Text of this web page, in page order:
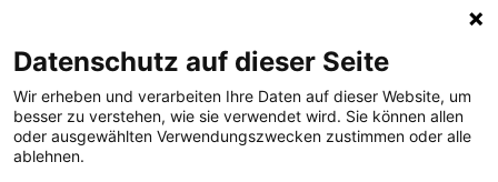
Was ist der Merkur?
Herausgeber /
Redaktion
Verlag
Alle Abos im Überblick
Print-Abo
Digital-Abo
Impressum
Datenschutz
Mediadaten
Datenschutz auf dieser Seite
Wir erheben und verarbeiten Ihre Daten auf dieser Website, um
besser zu verstehen, wie sie verwendet wird. Sie können allen
oder ausgewählten Verwendungszwecken zustimmen oder alle
ablehnen.